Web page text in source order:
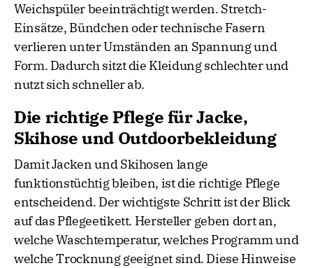
Weichspüler beeinträchtigt werden. Stretch-
Einsätze, Bündchen oder technische Fasern
verlieren unter Umständen an Spannung und
Form. Dadurch sitzt die Kleidung schlechter und
nutzt sich schneller ab.
Die richtige Pflege für Jacke,
Skihose und Outdoorbekleidung
Damit Jacken und Skihosen lange
funktionstüchtig bleiben, ist die richtige Pflege
entscheidend. Der wichtigste Schritt ist der Blick
auf das Pflegeetikett. Hersteller geben dort an,
welche Waschtemperatur, welches Programm und
welche Trocknung geeignet sind. Diese Hinweise